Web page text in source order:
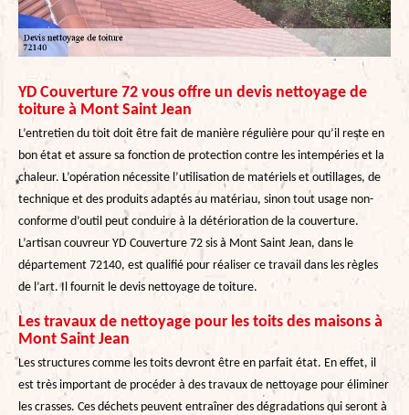
YD Couverture 72 vous offre un devis nettoyage de
toiture à Mont Saint Jean
L’entretien du toit doit être fait de manière régulière pour qu’il reste en
bon état et assure sa fonction de protection contre les intempéries et la
chaleur. L’opération nécessite l’utilisation de matériels et outillages, de
technique et des produits adaptés au matériau, sinon tout usage non-
conforme d’outil peut conduire à la détérioration de la couverture.
L’artisan couvreur YD Couverture 72 sis à Mont Saint Jean, dans le
département 72140, est qualifié pour réaliser ce travail dans les règles
de l’art. Il fournit le devis nettoyage de toiture.
Les travaux de nettoyage pour les toits des maisons à
Mont Saint Jean
Les structures comme les toits devront être en parfait état. En effet, il
est très important de procéder à des travaux de nettoyage pour éliminer
les crasses. Ces déchets peuvent entraîner des dégradations qui seront à